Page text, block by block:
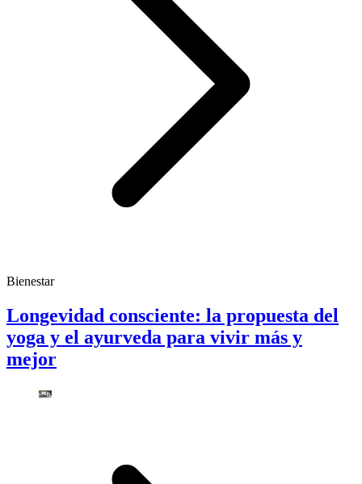
Bienestar
Longevidad consciente: la propuesta del
yoga y el ayurveda para vivir más y
mejor